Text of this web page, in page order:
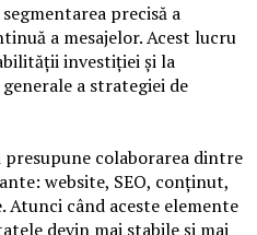
precisă a
a mesajelor. Acest lucru
investiției și la
a strategiei de
colaborarea dintre
website, SEO, conținut,
Atunci când aceste elemente
devin mai stabile și mai